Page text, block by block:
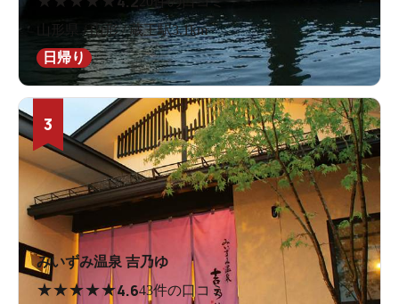
山形県 / 山形 / 蔵王駅3.1km
日帰り
3
みいずみ温泉 吉乃ゆ
★★★★★4.643件の口コミ